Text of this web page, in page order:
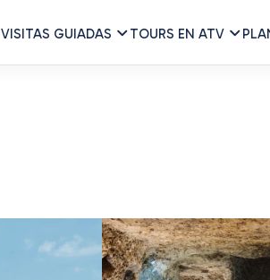
VISITAS GUIADAS TOURS EN ATV